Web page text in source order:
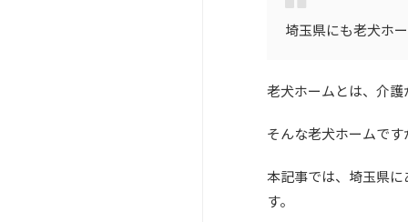
埼玉県にも老犬ホ
老犬ホームとは、介
そんな老犬ホームで
本記事では、埼玉県
す。